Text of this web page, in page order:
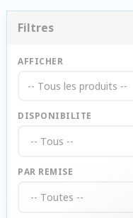
Filtres
AFFICHER
-- Tous les produits --
DISPONIBILITE
PAR REMISE